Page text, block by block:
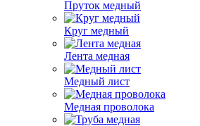
Пруток медный
Круг медный
Лента медная
Медный лист
Медная проволока